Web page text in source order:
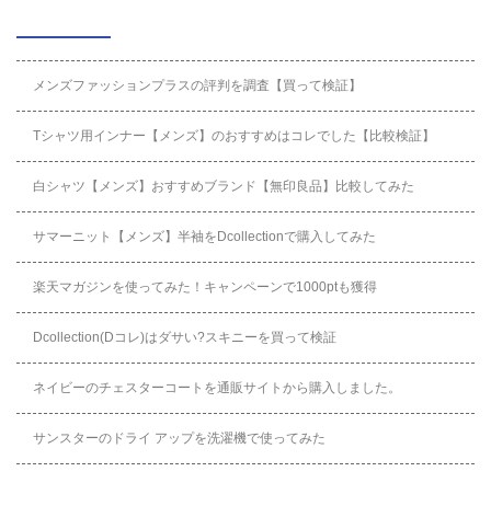
メンズファッションプラスの評判を調査【買って検証】
Tシャツ用インナー【メンズ】のおすすめはコレでした【比較検証】
白シャツ【メンズ】おすすめブランド【無印良品】比較してみた
サマーニット【メンズ】半袖をDcollectionで購入してみた
楽天マガジンを使ってみた！キャンペーンで1000ptも獲得
Dcollection(Dコレ)はダサい?スキニーを買って検証
ネイビーのチェスターコートを通販サイトから購入しました。
サンスターのドライ アップを洗濯機で使ってみた